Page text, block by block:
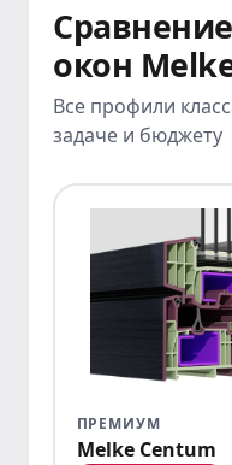
окон
Все профили
задаче и бюджету
ПРЕМИУМ
Melke Centum